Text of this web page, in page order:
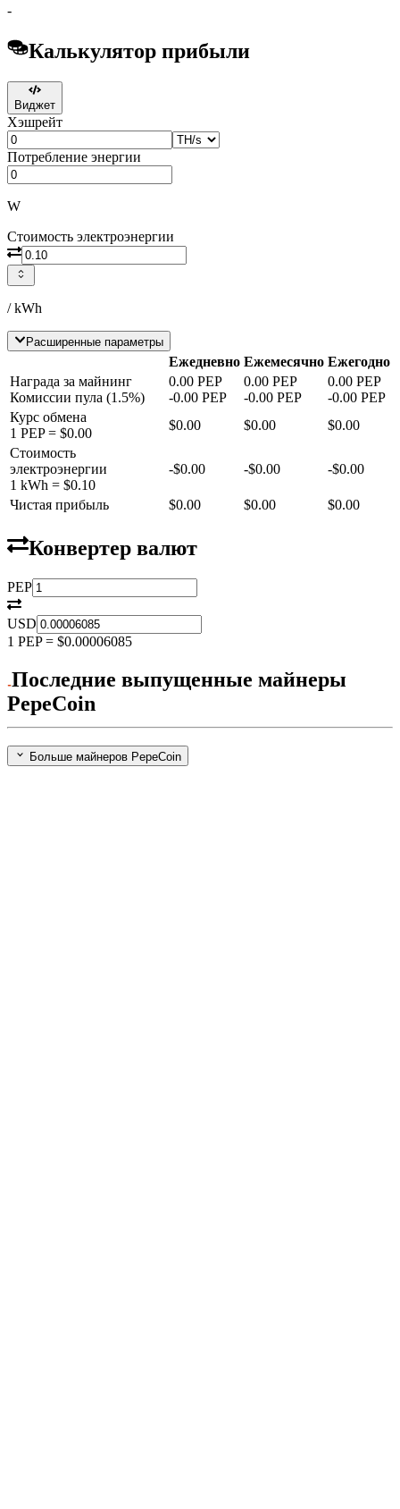
-
Калькулятор прибыли
Виджет
Хэшрейт
Потребление энергии
W
Стоимость электроэнергии
/ kWh
Расширенные параметры
Ежедневно Ежемесячно Ежегодно
Награда за майнинг
Комиссии пула (1.5%)
0.00 PEP
-0.00 PEP
0.00 PEP
-0.00 PEP
0.00 PEP
-0.00 PEP
Курс обмена
1 PEP= $0.00
$0.00 $0.00
$0.00
Стоимость
электроэнергии
1 kWh = $0.10
-$0.00 -$0.00 -$0.00
Чистая прибыль $0.00 $0.00 $0.00
Конвертер валют
PEP
USD
1 PEP= $0.00006085
Последние выпущенные майнеры
PepeCoin
Больше майнеров PepeCoin